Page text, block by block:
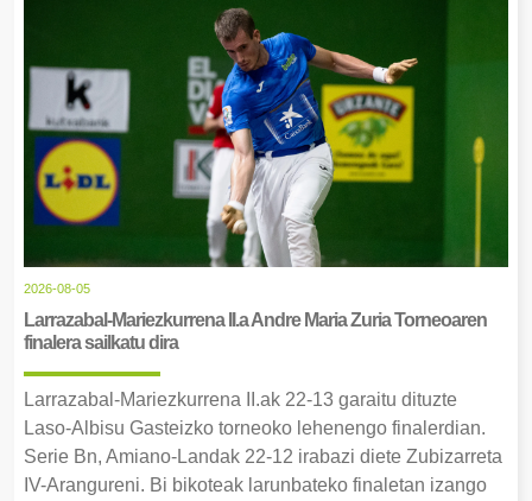
2026-08-05
Larrazabal-Mariezkurrena II.a Andre Maria Zuria Torneoaren
finalera sailkatu dira
Larrazabal-Mariezkurrena II.ak 22-13 garaitu dituzte
Laso-Albisu Gasteizko torneoko lehenengo finalerdian.
Serie Bn, Amiano-Landak 22-12 irabazi diete Zubizarreta
IV-Arangureni. Bi bikoteak larunbateko finaletan izango